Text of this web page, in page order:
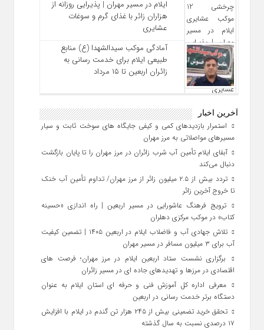
ایلام در مسیر مهران | پذیرایی روزانه از
هزاران زائر با غذای گرم و سوغات
عشایری
آمادگی موکب سیدالشهدا (ع) منابع
طبیعی ایلام برای خدمت‌ رسانی به
زائران اربعین تا ۱۵ مرداد
آخرین اخبار
استمرار بازدیدهای کمی و کیفی جایگاه‌ های سوخت ثابت و سیار
مسیرهای مواصلاتی به مرز مهران
آبفای ایلام تأمین آب شرب زائران در مرز مهران را تا پایان بازگشت
دنبال می‌کند
تردد بیش از ۲.۵ میلیون زائر از مرز مهران/ تداوم تأمین آب خنک
تا خروج آخرین زائر
ترویج فرهنگ عاشورایی در مسیر اربعین | راه‌ اندازی «حسینه
کتاب» در موکب مرکزی دهلران
تلاش جهادی آب و فاضلاب ایلام در اربعین ۱۴۰۵ | تضمین کیفیت
آب برای ۳ میلیون مسافر در مسیر مهران
برگزاری نشست ستاد اربعین ایلام در مرز مهران؛ فرصت‌ های
اقتصادی در مرزها و تهدیدهای جاده‌ ای در مسیر زائران
معرفی اداره کل آموزش فنی و حرفه‌ ای استان ایلام به‌ عنوان
دستگاه برتر خدمت‌ رسانی در اربعین
تحقق خرید تضمینی بیش از ۲۴۵ هزار تن گندم در ایلام با افزایش
۱۷ درصدی نسبت به سال گذشته